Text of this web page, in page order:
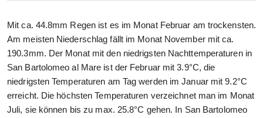
Mit ca. 44.8mm Regen ist es im Monat Februar am trockensten.
Am meisten Niederschlag fällt im Monat November mit ca.
190.3mm. Der Monat mit den niedrigsten Nachttemperaturen in
San Bartolomeo al Mare ist der Februar mit 3.9°C, die
niedrigsten Temperaturen am Tag werden im Januar mit 9.2°C
erreicht. Die höchsten Temperaturen verzeichnet man im Monat
Juli, sie können bis zu max. 25.8°C gehen. In San Bartolomeo